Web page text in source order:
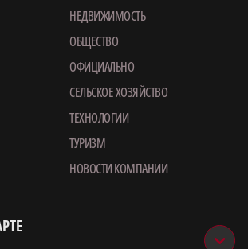
НЕДВИЖИМОСТЬ
ОБЩЕСТВО
ОФИЦИАЛЬНО
СЕЛЬСКОЕ ХОЗЯЙСТВО
ТЕХНОЛОГИИ
ТУРИЗМ
НОВОСТИ КОМПАНИИ